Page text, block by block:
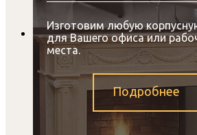
Изготовим любую
для Вашего офиса или
места.
Подробнее